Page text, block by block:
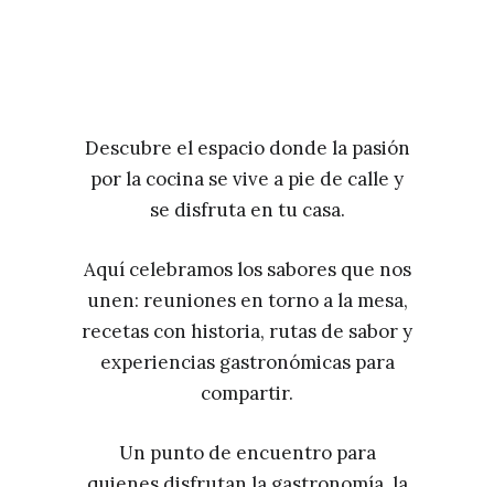
Descubre el espacio donde la pasión
por la cocina se vive a pie de calle y
se disfruta en tu casa.
Aquí celebramos los sabores que nos
unen: reuniones en torno a la mesa,
recetas con historia, rutas de sabor y
experiencias gastronómicas para
compartir.
Un punto de encuentro para